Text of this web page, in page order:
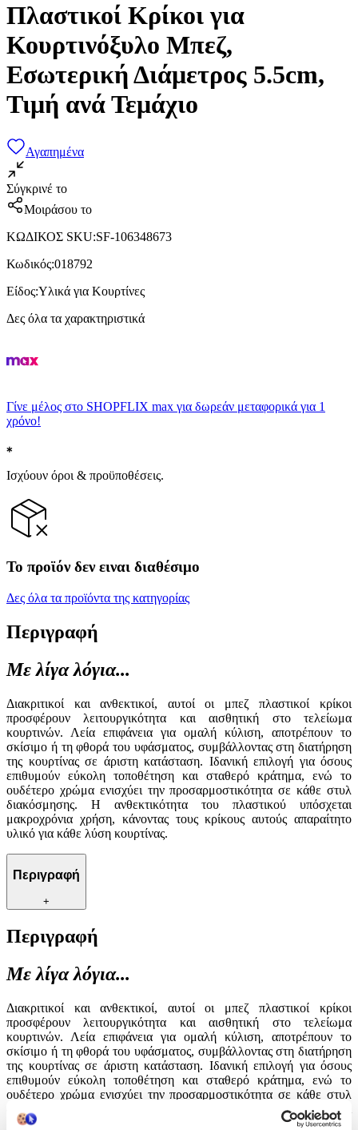
Πλαστικοί Κρίκοι για
Κουρτινόξυλο Μπεζ,
Εσωτερική Διάμετρος 5.5cm,
Τιμή ανά Τεμάχιο
Αγαπημένα
Σύγκρινέ το
Μοιράσου το
ΚΩΔΙΚΟΣ SKU:SF-106348673
Κωδικός:018792
Είδος:Υλικά για Κουρτίνες
Δες όλα τα χαρακτηριστικά
Γίνε μέλος στο SHOPFLIX max για δωρεάν μεταφορικά για 1
χρόνο!
Ισχύουν όροι & προϋποθέσεις.
Το προϊόν δεν ειναι διαθέσιμο
Δες όλα τα προϊόντα της κατηγορίας
Περιγραφή
Με λίγα λόγια...
Διακριτικοί και ανθεκτικοί, αυτοί οι μπεζ πλαστικοί κρίκοι
προσφέρουν λειτουργικότητα και αισθητική στο τελείωμα
κουρτινών. Λεία επιφάνεια για ομαλή κύλιση, αποτρέπουν το
σκίσιμο ή τη φθορά του υφάσματος, συμβάλλοντας στη διατήρηση
της κουρτίνας σε άριστη κατάσταση. Ιδανική επιλογή για όσους
επιθυμούν εύκολη τοποθέτηση και σταθερό κράτημα, ενώ το
ουδέτερο χρώμα ενισχύει την προσαρμοστικότητα σε κάθε στυλ
διακόσμησης. Η ανθεκτικότητα του πλαστικού υπόσχεται
μακροχρόνια χρήση, κάνοντας τους κρίκους αυτούς απαραίτητο
υλικό για κάθε λύση κουρτίνας.
Περιγραφή
+
Περιγραφή
Με λίγα λόγια...
Διακριτικοί και ανθεκτικοί, αυτοί οι μπεζ πλαστικοί κρίκοι
προσφέρουν λειτουργικότητα και αισθητική στο τελείωμα
κουρτινών. Λεία επιφάνεια για ομαλή κύλιση, αποτρέπουν το
σκίσιμο ή τη φθορά του υφάσματος, συμβάλλοντας στη διατήρηση
της κουρτίνας σε άριστη κατάσταση. Ιδανική επιλογή για όσους
επιθυμούν εύκολη τοποθέτηση και σταθερό κράτημα, ενώ το
ουδέτερο χρώμα ενισχύει την προσαρμοστικότητα σε κάθε στυλ
διακόσμησης. Η ανθεκτικότητα του πλαστικού υπόσχεται
μακροχρόνια χρήση, κάνοντας τους κρίκους αυτούς απαραίτητο